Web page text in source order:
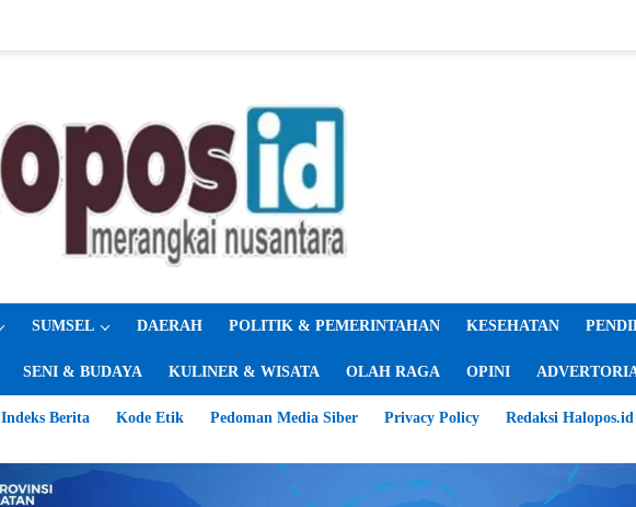
SUMSEL DAERAH POLITIK & PEMERINTAHAN KESEHATAN
SENI & BUDAYA KULINER & WISATA OLAH RAGA OPINI
Indeks Berita Kode Etik Pedoman Media Siber Privacy Policy Redaksi Halopos.id